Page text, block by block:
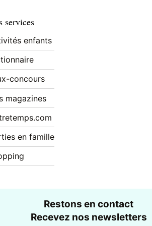
services
enfants
concours
magazines
en famille
Restons en contact
Recevez nos newsletters